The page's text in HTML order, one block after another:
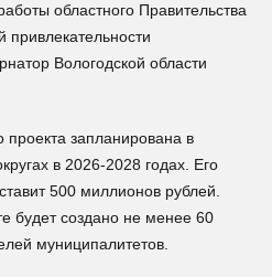
областного Правительства
привлекательности
Вологодской области
проекта запланирована в
в 2026-2028 годах. Его
500 миллионов рублей.
будет создано не менее 60
муниципалитетов.